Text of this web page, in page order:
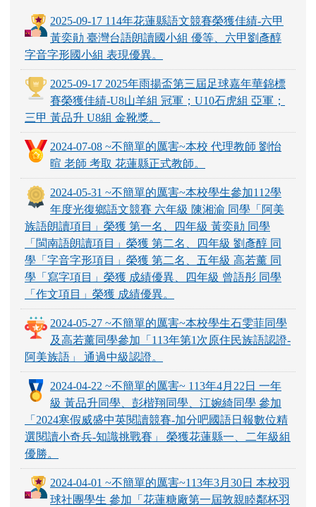
2025-09-17 114年花蓮縣語文競賽榮獲佳績-六甲
黃奕勛 臺灣台語朗讀國小組 優等、六甲劉彥醇
字音字形國小組 表現優異。
2025-09-17 2025年雨揚盃第三屆足球嘉年華錦標
賽榮獲佳績-U8山羊組 冠軍；U10石虎組 亞軍；
三甲 黃品升 U8組 金靴獎。
2024-07-08 ~不簡單的厲害~本校 代理教師 劉怡
暄 老師 考取 花蓮縣正式教師。
2024-05-31 ~不簡單的厲害~本校學生參加112學
年度光復鄉語文競賽 六年級 陳湘渝 同學「阿美
族語朗讀項目」榮獲 第一名、四年級 黃奕勛 同學
「閩南語朗讀項目」榮獲 第二名、四年級 劉彥醇 同
學「字音字形項目」榮獲 第二名、五年級 高若薰 同
學「寫字項目」榮獲 成績優異、四年級 曾語彤 同學
「作文項目」榮獲 成績優異。
2024-05-27 ~不簡單的厲害~本校學生石雯菲同學
及高若薰同學參加「113年第1次原住民族語認證-
阿美族語」 通過中級認證。
2024-04-22 ~不簡單的厲害~ 113年4月22日 一年
級 黃品升同學、彭楷翔同學、江婉綺同學 參加
「2024寒假威盛中英閱讀競賽-加分吧國語日報數位精
選閱讀小奇兵-知識挑戰賽」 榮獲花蓮縣一、二年級組
優勝。
2024-04-01 ~不簡單的厲害~113年3月30日 本校羽
球社團學生 參加「花蓮糖廠第一屆敦親睦鄰杯羽